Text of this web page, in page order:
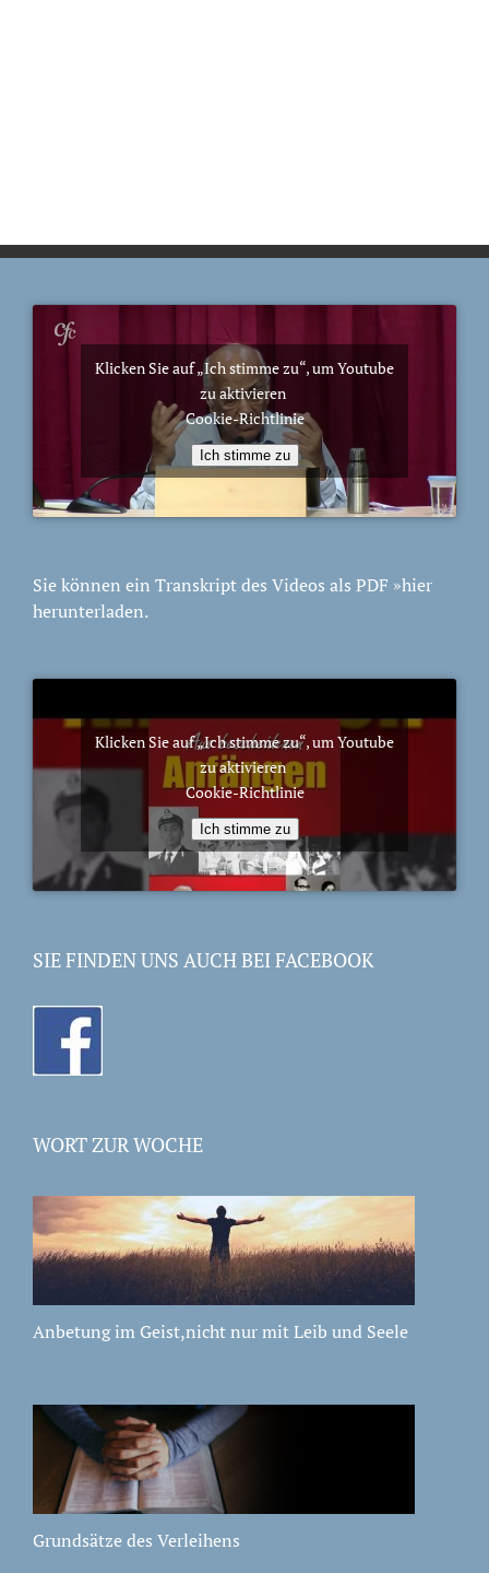
Klicken Sie auf „Ich stimme zu“, um Youtube
zu aktivieren
Cookie-Richtlinie
Ich stimme zu
Sie können ein Transkript des Videos als PDF »hier
herunterladen.
Klicken Sie auf „Ich stimme zu“, um Youtube
zu aktivieren
Cookie-Richtlinie
Ich stimme zu
SIE FINDEN UNS AUCH BEI FACEBOOK
WORT ZUR WOCHE
Anbetung im Geist,nicht nur mit Leib und Seele
Grundsätze des Verleihens